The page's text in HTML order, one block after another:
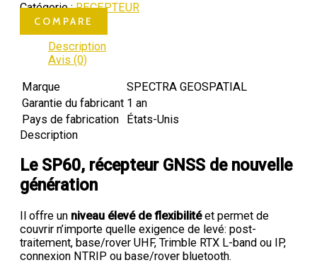
Catégorie :RECEPTEUR
COMPARE
Description
Avis (0)
Marque
SPECTRA GEOSPATIAL
Garantie du fabricant 1 an
Pays de fabrication
États-Unis
Description
Le SP60, récepteur GNSS de nouvelle
génération
Il offre un niveau élevé de flexibilitéet permet de
couvrir n’importe quelle exigence de levé: post-
traitement, base/rover UHF, Trimble RTX L-band ou IP,
connexion NTRIP ou base/rover bluetooth.